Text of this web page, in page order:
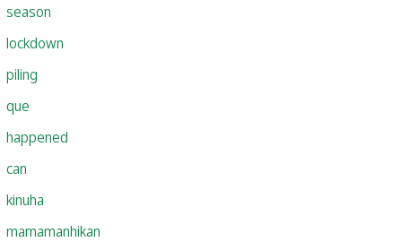
season
lockdown
piling
que
happened
can
kinuha
mamamanhikan